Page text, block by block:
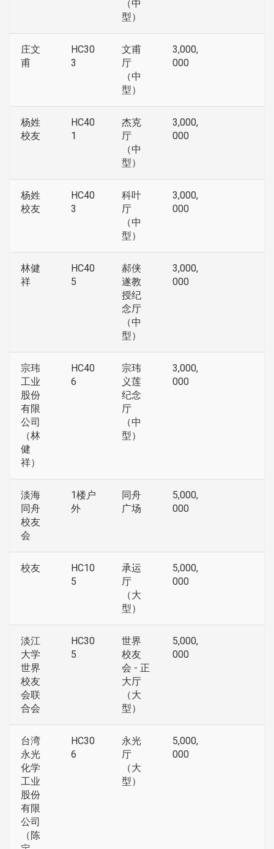
（中
型）
庄文
甫
HC30
3
文甫
厅
（中
型）
3,000,
000
杨姓
校友
HC40
1
杰克
厅
（中
型）
3,000,
000
杨姓
校友
HC40
3
科叶
厅
（中
型）
3,000,
000
林健
祥
HC40
5
郝侠
遂教
授纪
念厅
（中
型）
3,000,
000
宗玮
工业
股份
有限
公司
（林
健
祥）
HC40
6
宗玮
义莲
纪念
厅
（中
型）
3,000,
000
淡海
同舟
校友
会
1楼户
外
同舟
广场
5,000,
000
校友
HC10
5
承运
厅
（大
型）
5,000,
000
淡江
大学
世界
校友
会联
合会
HC30
5
世界
校友
会 - 正
大厅
（大
型）
5,000,
000
台湾
永光
化学
工业
股份
有限
公司
（陈
HC30
6
永光
厅
（大
型）
5,000,
000